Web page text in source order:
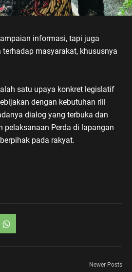
informasi, tapi juga
masyarakat, khususnya
satu upaya konkret legislatif
dengan kebutuhan riil
dialog yang terbuka dan
pelaksanaan Perda di lapangan
pada rakyat.
Newer Posts